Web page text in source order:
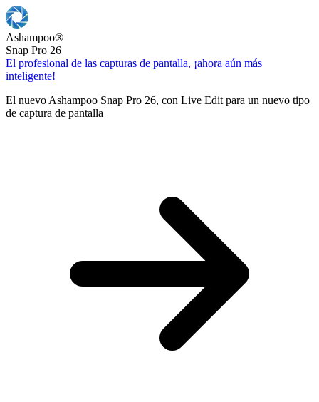
Ashampoo®
Snap Pro 26
El profesional de las capturas de pantalla, ¡ahora aún más
inteligente!
El nuevo Ashampoo Snap Pro 26, con Live Edit para un nuevo tipo
de captura de pantalla